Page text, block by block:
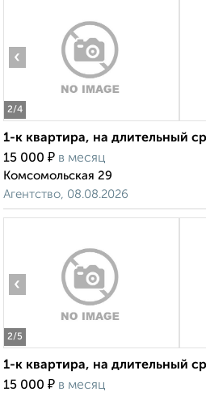
2/4
‹
1-к квартира, на длительный
15 000 ₽ в месяц
Комсомольская 29
Агентство, 08.08.2026
2/5
‹
1-к квартира, на длительный
15 000 ₽ в месяц